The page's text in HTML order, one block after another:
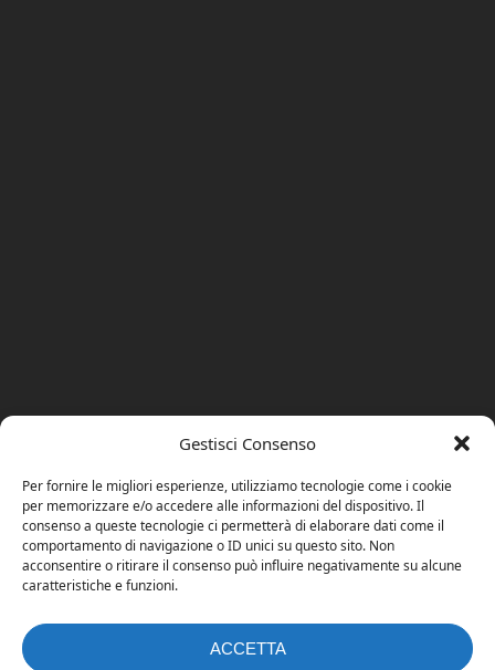
Gestisci Consenso
Per fornire le migliori esperienze, utilizziamo tecnologie come i cookie
per memorizzare e/o accedere alle informazioni del dispositivo. Il
consenso a queste tecnologie ci permetterà di elaborare dati come il
comportamento di navigazione o ID unici su questo sito. Non
acconsentire o ritirare il consenso può influire negativamente su alcune
caratteristiche e funzioni.
ACCETTA